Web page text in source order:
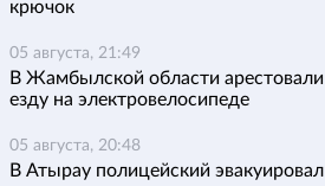
крючок
05 августа, 21:49
В Жамбылской области арестовали
езду на электровелосипеде
05 августа, 20:48
В Атырау полицейский